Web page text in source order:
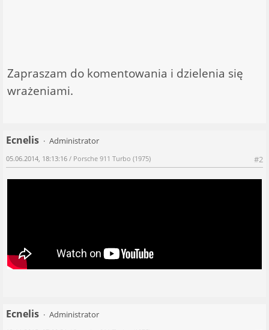
Zapraszam do komentowania i dzielenia się
wrażeniami.
Ecnelis
Administrator
#2
05.06.2014, 18:13:16 / Porsche 911 Turbo (1975)
Ecnelis
Administrator